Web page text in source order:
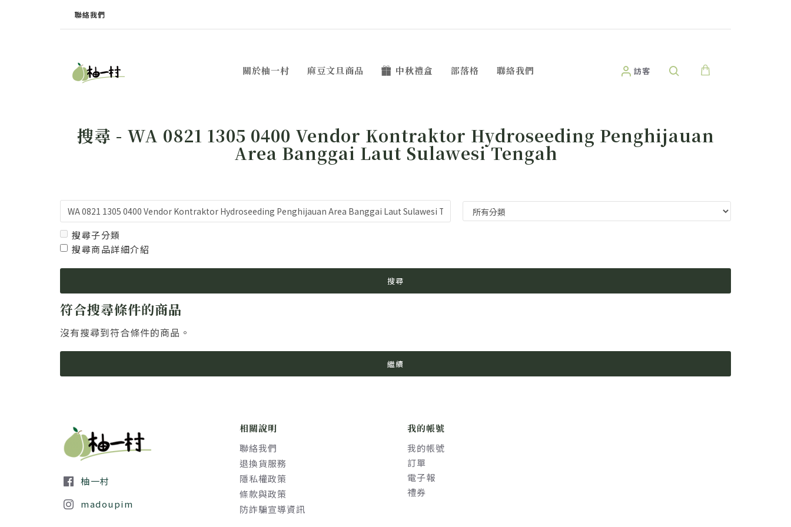
聯絡我們
關於柚一村 麻豆文旦商品 中秋禮盒 部落格 聯絡我們 訪客
搜尋 - WA 0821 1305 0400 Vendor Kontraktor Hydroseeding Penghijauan
Area Banggai Laut Sulawesi Tengah
搜尋子分類
搜尋商品詳細介紹
搜尋
符合搜尋條件的商品
沒有搜尋到符合條件的商品。
繼續
柚一村
madoupim
相關說明
聯絡我們
退換貨服務
隱私權政策
條款與政策
防詐騙宣導資訊
我的帳號
我的帳號
訂單
電子報
禮券